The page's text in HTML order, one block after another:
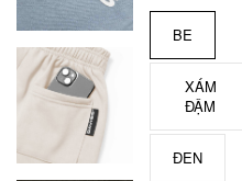
BE
XÁM
ĐẬM
ĐEN